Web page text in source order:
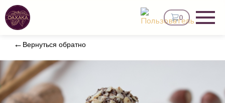
0
Вернуться обратно